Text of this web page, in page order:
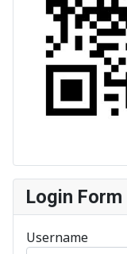
Login Form
Username